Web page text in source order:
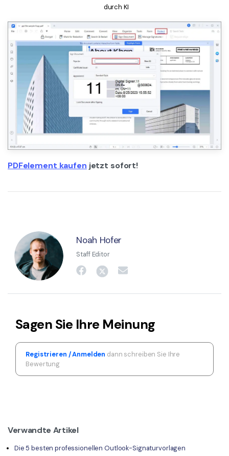
durch KI
PDFelement kaufen jetzt sofort!
Noah Hofer
Staff Editor
Sagen Sie Ihre Meinung
Registrieren / Anmelden dann schreiben Sie Ihre
Bewertung
Verwandte Artikel
Die 5 besten professionellen Outlook-Signaturvorlagen